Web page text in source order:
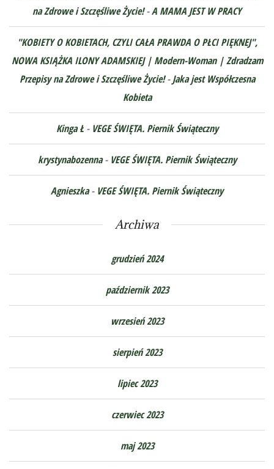
na Zdrowe i Szczęśliwe Życie!-A MAMA JEST W PRACY
"KOBIETY O KOBIETACH, CZYLI CAŁA PRAWDA O PŁCI PIĘKNEJ",
NOWA KSIĄŻKA ILONY ADAMSKIEJ | Modern-Woman | Zdradzam
Przepisy na Zdrowe i Szczęśliwe Życie!-Jaka jest Współczesna
Kobieta
Kinga Ł- VEGE ŚWIĘTA. Piernik Świąteczny
krystynabozenna- VEGE ŚWIĘTA. Piernik Świąteczny
Agnieszka- VEGE ŚWIĘTA. Piernik Świąteczny
Archiwa
grudzień 2024
październik 2023
wrzesień 2023
sierpień 2023
lipiec 2023
czerwiec 2023
maj 2023